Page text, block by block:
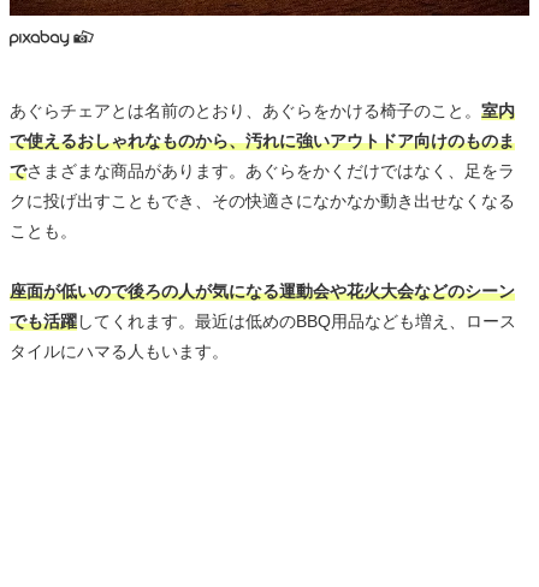
あぐらチェアとは名前のとおり、あぐらをかける椅子のこと。 室内
で使えるおしゃれなものから、汚れに強いアウトドア向けのものま
でさまざまな商品があります。あぐらをかくだけではなく、足をラ
クに投げ出すこともでき、その快適さになかなか動き出せなくなる
ことも。
座面が低いので後ろの人が気になる運動会や花火大会などのシーン
でも活躍してくれます。最近は低めのBBQ用品なども増え、ロース
タイルにハマる人もいます。